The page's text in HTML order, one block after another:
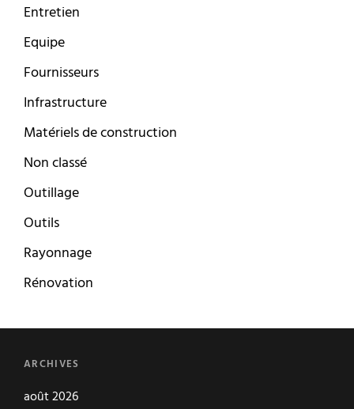
Entretien
Equipe
Fournisseurs
Infrastructure
Matériels de construction
Non classé
Outillage
Outils
Rayonnage
Rénovation
ARCHIVES
août 2026